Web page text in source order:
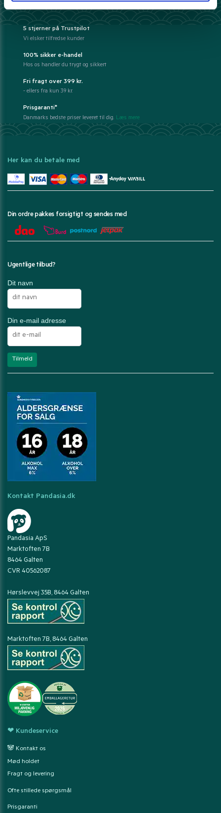
Derfor har 10.000+ madelskere valgt Pandasia.dk
5 stjerner på Trustpilot
Vi elsker tilfredse kunder
100% sikker e-handel
Hos os handler du trygt og sikkert
Fri fragt over 399 kr.
- ellers fra kun 39 kr.
Prisgaranti*
Danmarks bedste priser leveret til dig. Læs mere
Her kan du betale med
Din ordre pakkes forsigtigt og sendes med
Ugentlige tilbud?
Dit navn
Din e-mail adresse
Kontakt Pandasia.dk
Pandasia ApS
Marktoften 7B
8464 Galten
CVR 40562087
Hørslevvej 35B, 8464 Galten
Marktoften 7B, 8464 Galten
❤ Kundeservice
🐼 Kontakt os
Mød holdet
Fragt og levering
Ofte stillede spørgsmål
Prisgaranti